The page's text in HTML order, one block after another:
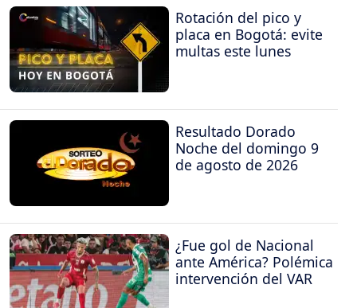
Rotación del pico y
placa en Bogotá: evite
multas este lunes
Resultado Dorado
Noche del domingo 9
de agosto de 2026
¿Fue gol de Nacional
ante América? Polémica
intervención del VAR